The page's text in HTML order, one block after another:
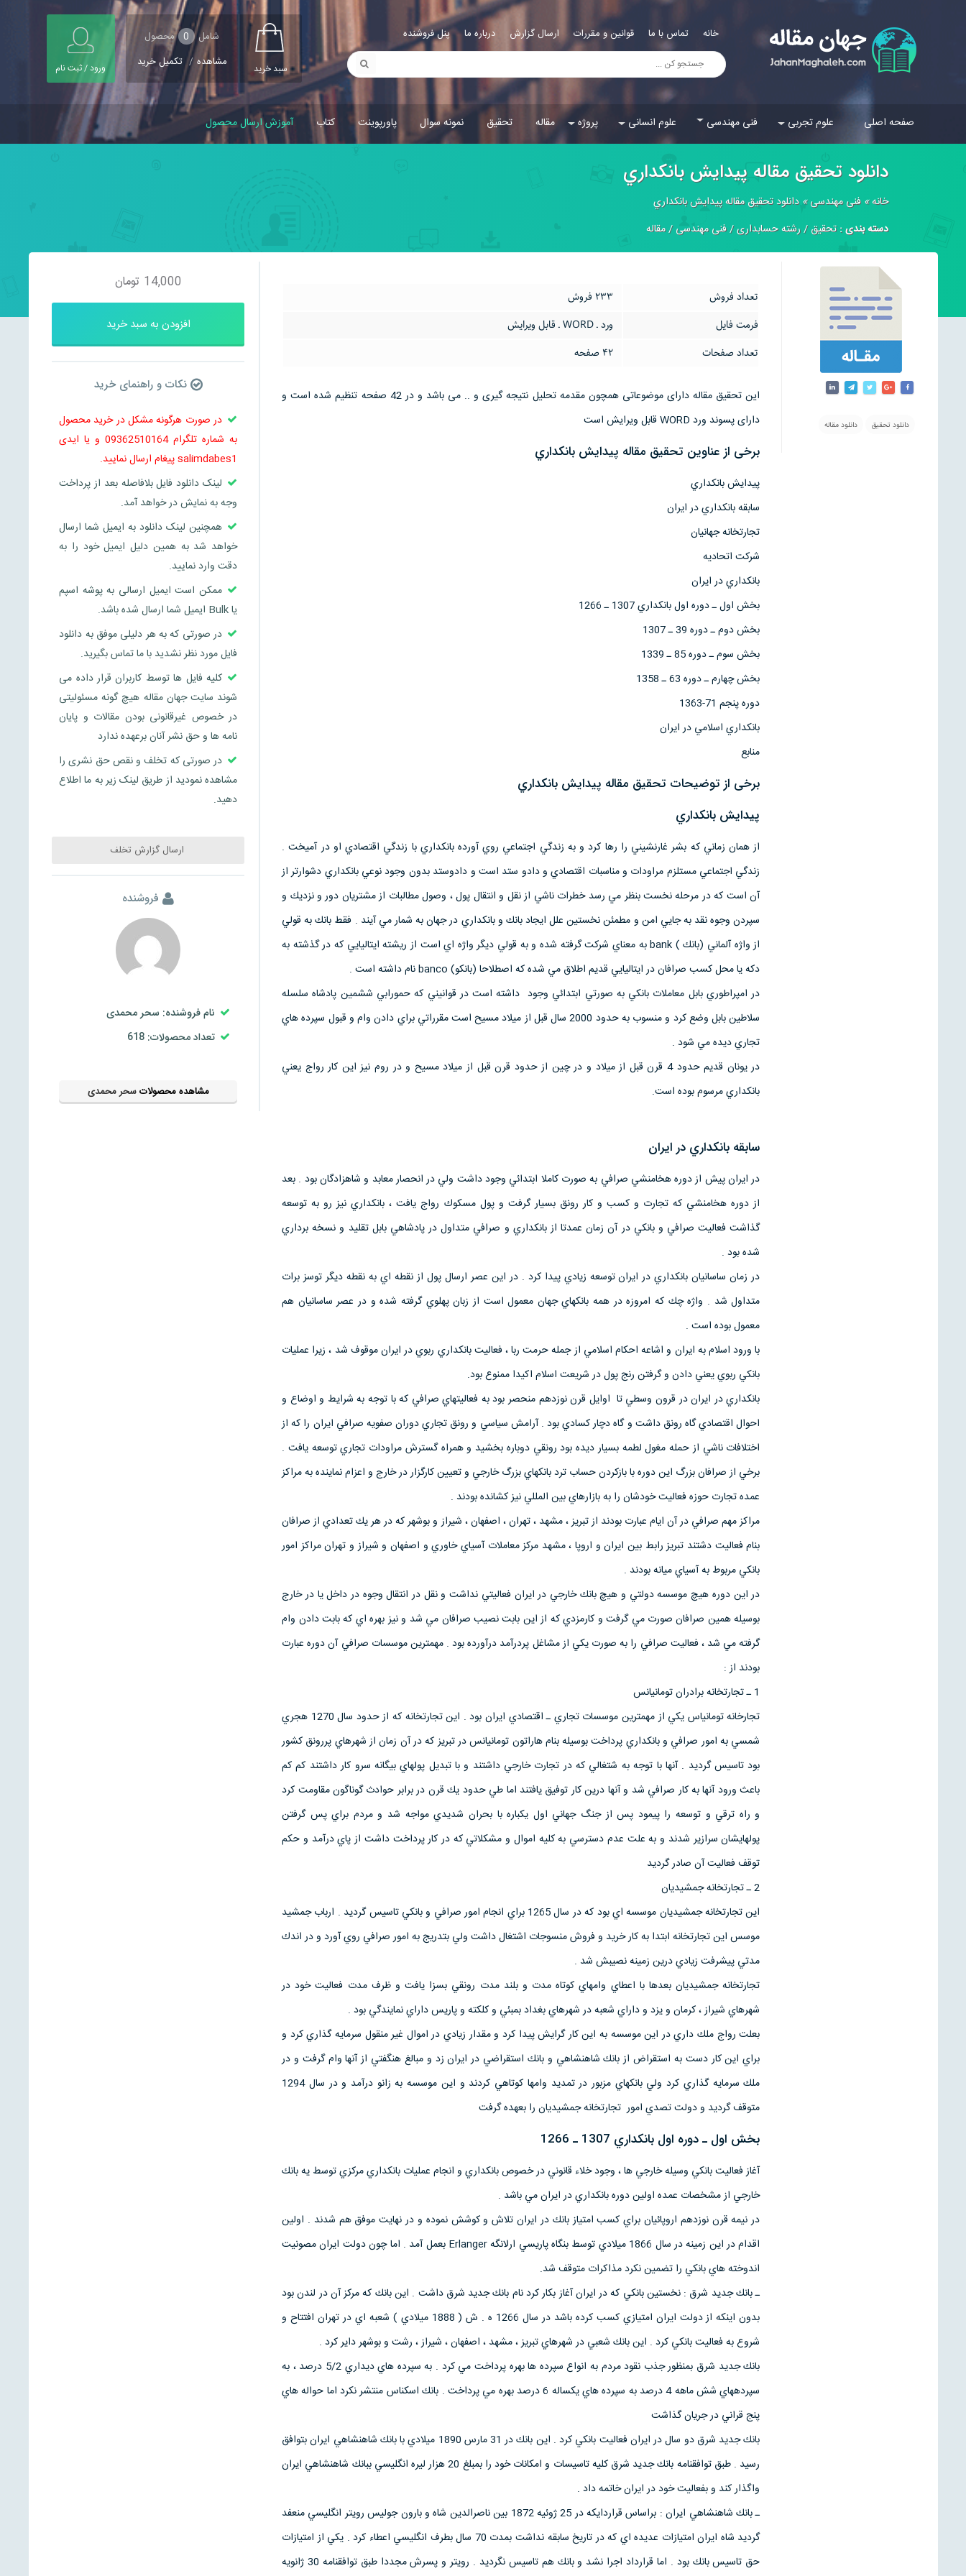
خانه تماس با ما قوانین و مقررات ارسال گزارش درباره ما پنل فروشنده
سبد خرید
شامل 0 محصول
مشاهده / تکمیل خرید ورود / ثبت نام
صفحه اصلی علوم تجربی فنی مهندسی علوم انسانی پروژه مقاله تحقیق نمونه سوال پاورپوینت کتاب آموزش ارسال محصول
دانلود تحقیق مقاله پيدايش بانكداري
خانه» فنی مهندسی» دانلود تحقیق مقاله پيدايش بانكداري
دسته بندی :تحقیق/رشته حسابداری/فنی مهندسی/مقاله
دانلود تحقیق دانلود مقاله
تعداد فروش
233 فروش
فرمت فایل
ورد ـ WORD ـ قابل ویرایش
تعداد صفحات
42 صفحه
این تحقیق مقاله دارای موضوعاتی همچون مقدمه تحلیل نتیجه گیری و .. می باشد و در 42 صفحه تنظیم شده است و
دارای پسوند ورد WORD قابل ویرایش است
برخی از عناوین تحقیق مقاله پيدايش بانكداري
پيدايش بانكداري
سابقه بانكداري در ايران
تجارتخانه جهانيان
شركت اتحاديه
بانكداري در ايران
بخش اول ـ دوره اول بانكداري 1307 ـ 1266
بخش دوم ـ دوره 39 ـ 1307
بخش سوم ـ دوره 85 ـ 1339
بخش چهارم ـ دوره 63 ـ 1358
دوره پنجم 71-1363
بانكداري اسلامي در ايران
منابع
برخی از توضیحات تحقیق مقاله پيدايش بانكداري
پيدايش بانكداري
از همان زماني كه بشر غارنشيني را رها كرد و به زندگي اجتماعي روي آورده بانكداري با زندگي اقتصادي او در آميخت .
زندگي اجتماعي مستلزم مراودات و مناسبات اقتصادي و دادو ستد است و دادوستد بدون وجود نوعي بانكداري دشوارتر از
آن است كه در مرحله نخست بنظر مي رسد خطرات ناشي از نقل و انتقال پول ، وصول مطالبات از مشتريان دور و نزديك و
سپردن وجوه نقد به جايي امن و مطمئن نخستين علل ايجاد بانك و بانكداري در جهان به شمار مي آيند . فقط بانك به قولي
از واژه آلماني (بانك ) bank به معناي شركت گرفته شده و به قولي ديگر واژه اي است از ريشته ايتاليايي كه در گذشته به
دكه يا محل كسب صرافان در ايتاليايي قديم اطلاق مي شده كه اصطلاحا (بانكو) banco نام داشته است .
در امپراطوري بابل معاملات بانكي به صورتي ابتدائي وجود داشته است در قوانيني كه حمورابي ششمين پادشاه سلسله
سلاطين بابل وضع كرد و منسوب به حدود 2000 سال قبل از ميلاد مسيح است مقرراتي براي دادن وام و قبول سپرده هاي
تجاري ديده مي شود .
در يونان قديم حدود 4 قرن قبل از ميلاد و در چين از حدود قرن قبل از ميلاد مسيح و در روم نيز اين كار رواج يعني
بانكداري مرسوم بوده است.
سابقه بانكداري در ايران
در ايران پيش از دوره هخامنشي صرافي به صورت كاملا ابتدائي وجود داشت ولي در انحصار معابد و شاهزادگان بود . بعد
از دوره هخامنشي كه تجارت و كسب و كار رونق بسيار گرفت و پول مسكوك رواج يافت ، بانكداري نيز رو به توسعه
گذاشت فعاليت صرافي و بانكي در آن زمان عمدتا از بانكداري و صرافي متداول در پادشاهي بابل تقليد و نسخه برداري
شده بود .
در زمان ساسانيان بانكداري در ايران توسعه زيادي پيدا كرد . در اين عصر ارسال پول از نقطه اي به نقطه ديگر توسز برات
متداول شد . واژه چك كه امروزه در همه بانكهاي جهان معمول است از زبان پهلوي گرفته شده و در عصر ساسانيان هم
معمول بوده است .
با ورود اسلام به ايران و اشاعه احكام اسلامي از جمله حرمت ربا ، فعاليت بانكداري ربوي در ايران موقوف شد ، زيرا عمليات
بانكي ربوي يعني دادن و گرفتن رنج پول در شريعت اسلام اكيدا ممنوع بود.
بانكداري در ايران در قرون وسطي تا اوايل قرن نوزدهم منحصر بود به فعاليتهاي صرافي كه با توجه به شرايط و اوضاع و
احوال اقتصادي گاه رونق داشت و گاه دچار كسادي بود . آرامش سياسي و رونق تجاري دوران صفويه صرافي ايران را كه از
اختلافات ناشي از حمله مغول لطمه بسيار ديده بود رونقي دوباره بخشيد و همراه گسترش مراودات تجاري توسعه يافت .
برخي از صرافان بزرگ اين دوره با بازكردن حساب ترد بانكهاي بزرگ خارجي و تعيين كارگزار در خارج و اعزام نماينده به مراكز
عمده تجارت حوزه فعاليت خودشان را به بازارهاي بين المللي نيز كشانده بودند .
مراكز مهم صرافي در آن ايام عبارت بودند از تبريز ، مشهد ، تهران ، اصفهان ، شيراز و بوشهر كه در هر يك تعدادي از صرافان
بنام فعاليت دشتند تبريز رابط بين ايران و اروپا ، مشهد مركز معاملات آسياي خاوري و اصفهان و شيراز و تهران مراكز امور
بانكي مربوط به آسياي ميانه بودند .
در اين دوره هيچ موسسه دولتي و هيچ بانك خارجي در ايران فعاليتي نداشت و نقل در انتقال وجوه در داخل يا در خارج
بوسيله همين صرافان صورت مي گرفت و كارمزدي كه از اين بابت نصيب صرافان مي شد و نيز بهره اي كه بابت دادن وام
گرفته مي شد ، فعاليت صرافي را به صورت يكي از مشاغل پردرآمد درآورده بود . مهمترين موسسات صرافي آن دوره عبارت
بودند از :
1 ـ تجارتخانه برادران تومانيانس
تجارخانه تومانياس يكي از مهمترين موسسات تجاري ـ اقتصادي ايران بود . اين تجارتخانه كه از حدود سال 1270 هجري
شمسي به امور صرافي و بانكداري پرداخت بوسيله بنام هاراتون تومانيانس در تبريز كه در آن زمان از شهرهاي پررونق كشور
بود تاسيس گرديد . آنها با توجه به شتغالي كه در تجارت خارجي داشتند و با تبديل پولهاي بيگانه سرو كار داشتند كم كم
باعث ورود آنها به كار صرافي شد و آنها درين كار توفيق يافتند اما طي حدود يك قرن در برابر حوادث گوناگون مقاومت كرد
و راه ترقي و توسعه را پيمود پس از جنگ جهاني اول يكباره با بحران شديدي مواجه شد و مردم براي پس گرفتن
پولهايشان سرازير شدند و به علت عدم دسترسي به كليه اموال و مشكلاتي كه در كار پرداخت داشت از پاي درآمد و حكم
توقف فعاليت آن صادر گرديد
2 ـ تجارتخانه جمشيديان
اين تجارتخانه جمشيديان موسسه اي بود كه در سال 1265 براي انجام امور صرافي و بانكي تاسيس گرديد . ارباب جمشيد
موسس اين تجارتخانه ابتدا به كار خريد و فروش منسوجات اشتغال داشت ولي بتدريج به امور صرافي روي آورد و در اندك
مدتي پيشرفت زيادي درين زمينه نصيبش شد .
تجارتخانه جمشيديان بعدها با اعطاي وامهاي كوتاه مدت و بلند مدت رونقي بسزا يافت و ظرف مدت فعاليت خود در
شهرهاي شيراز ، كرمان و يزد و داراي شعبه در شهرهاي بغداد بمبئي و كلكته و پاريس داراي نمايندگي بود .
بعلت رواج ملك داري در اين موسسه به اين كار گرايش پيدا كرد و مقدار زيادي در اموال غير منقول سرمايه گذاري كرد و
براي اين كار دست به استقراض از بانك شاهنشاهي و بانك استقراضي در ايران زد و مبالغ هنگفتي از آنها وام گرفت و در
ملك سرمايه گذاري كرد ولي بانكهاي مزبور در تمديد وامها كوتاهي كردند و اين موسسه به زانو درآمد و در سال 1294
متوقف گرديد و دولت تصدي امور تجارتخانه جمشيديان را بعهده گرفت
بخش اول ـ دوره اول بانكداري 1307 ـ 1266
آغاز فعاليت بانكي وسيله خارجي ها ، وجود خلاء قانوني در خصوص بانكداري و انجام عمليات بانكداري مركزي توسط يه بانك
خارجي از مشخصات عمده اولين دوره بانكداري در ايران مي باشد .
در نيمه قرن نوزدهم اروپائيان براي كسب امتياز بانك در ايران تلاش و كوشش نموده و در نهايت موفق هم شدند . اولين
اقدام در اين زمينه در سال 1866 ميلادي توسط بنگاه پاريسي ارلانگه Erlanger بعمل آمد . اما چون دولت ايران مصونيت
اندوخته هاي بانكي را تضمين نكرد مذاكرات متوقف شد.
ـ بانك جديد شرق : نخستين بانكي كه در ايران آغاز بكار كرد نام بانك جديد شرق داشت . اين بانك كه مركز آن در لندن بود
بدون اينكه از دولت ايران امتيازي كسب كرده باشد در سال 1266 ه . ش ( 1888 ميلادي ) شعبه اي در تهران افتتاح و
شروع به فعاليت بانكي كرد . اين بانك شعبي در شهرهاي تبريز ، مشهد ، اصفهان ، شيراز ، رشت و بوشهر داير كرد .
بانك جديد شرق بمنظور جذب نقود مردم به انواع سپرده ها بهره پرداخت مي كرد . به سپرده هاي ديداري 5/2 درصد ، به
سپردههاي شش ماهه 4 درصد به سپرده هاي يكساله 6 درصد بهره مي پرداخت . بانك اسكناس منتشر نكرد اما حواله هاي
پنج قراني در جريان گذاشت
بانك جديد شرق دو سال در ايران فعاليت بانكي كرد . اين بانك در 31 مارس 1890 ميلادي با بانك شاهنشاهي ايران بتوافق
رسيد . طبق توافقنامه بانك جديد شرق كليه تاسيسات و امكانات خود را بمبلغ 20 هزار ليره انگليسي ببانك شاهنشاهي ايران
واگذار كند و بفعاليت خود در ايران خاتمه داد .
ـ بانك شاهنشاهي ايران : براساس قراردايكه در 25 ژوئيه 1872 بين ناصرالدين شاه و بارون جوليس رويتر انگليسي منعفد
گرديد شاه ايران امتيازات عديده اي كه در تاريخ سابقه نداشت بمدت 70 سال بطرف انگليسي اعطاء كرد . يكي از امتيازات
حق تاسيس بانك بود . اما قرارداد اجرا نشد و بانك هم تاسيس نگرديد . رويتر و پسرش مجددا طبق توافقنامه 30 ژانويه
14,000 تومان
افزودن به سبد خرید
نکات و راهنمای خرید
در صورت هرگونه مشکل در خرید محصول
به شماره تلگرام 09362510164 و یا ایدی
salimdabes1 پیغام ارسال نمایید.
لینک دانلود فایل بلافاصله بعد از پرداخت
وجه به نمایش در خواهد آمد.
همچنین لینک دانلود به ایمیل شما ارسال
خواهد شد به همین دلیل ایمیل خود را به
دقت وارد نمایید.
ممکن است ایمیل ارسالی به پوشه اسپم
یا Bulk ایمیل شما ارسال شده باشد.
در صورتی که به هر دلیلی موفق به دانلود
فایل مورد نظر نشدید با ما تماس بگیرید.
کلیه فایل ها توسط کاربران قرار داده می
شوند سایت جهان مقاله هیچ گونه مسئولیتی
در خصوص غیرقانونی بودن مقالات و پایان
نامه ها و حق نشر آنان برعهده ندارد
در صورتی که تخلف و نقص حق نشری را
مشاهده نمودید از طریق لینک زیر به ما اطلاع
دهید.
ارسال گزارش تخلف
فروشنده
نام فروشنده: سحر محمدی
تعداد محصولات: 618
مشاهده محصولاتسحر محمدی